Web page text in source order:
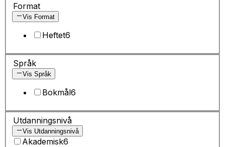
Format
Vis Format
Heftet6
Språk
Vis Språk
Bokmål6
Utdanningsnivå
Vis Utdanningsnivå
Akademisk6